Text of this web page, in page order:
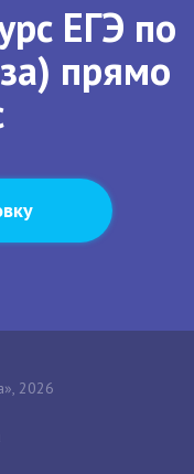
ЕГЭ по
прямо
2026